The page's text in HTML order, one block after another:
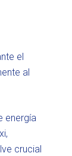
el
al
energía
crucial